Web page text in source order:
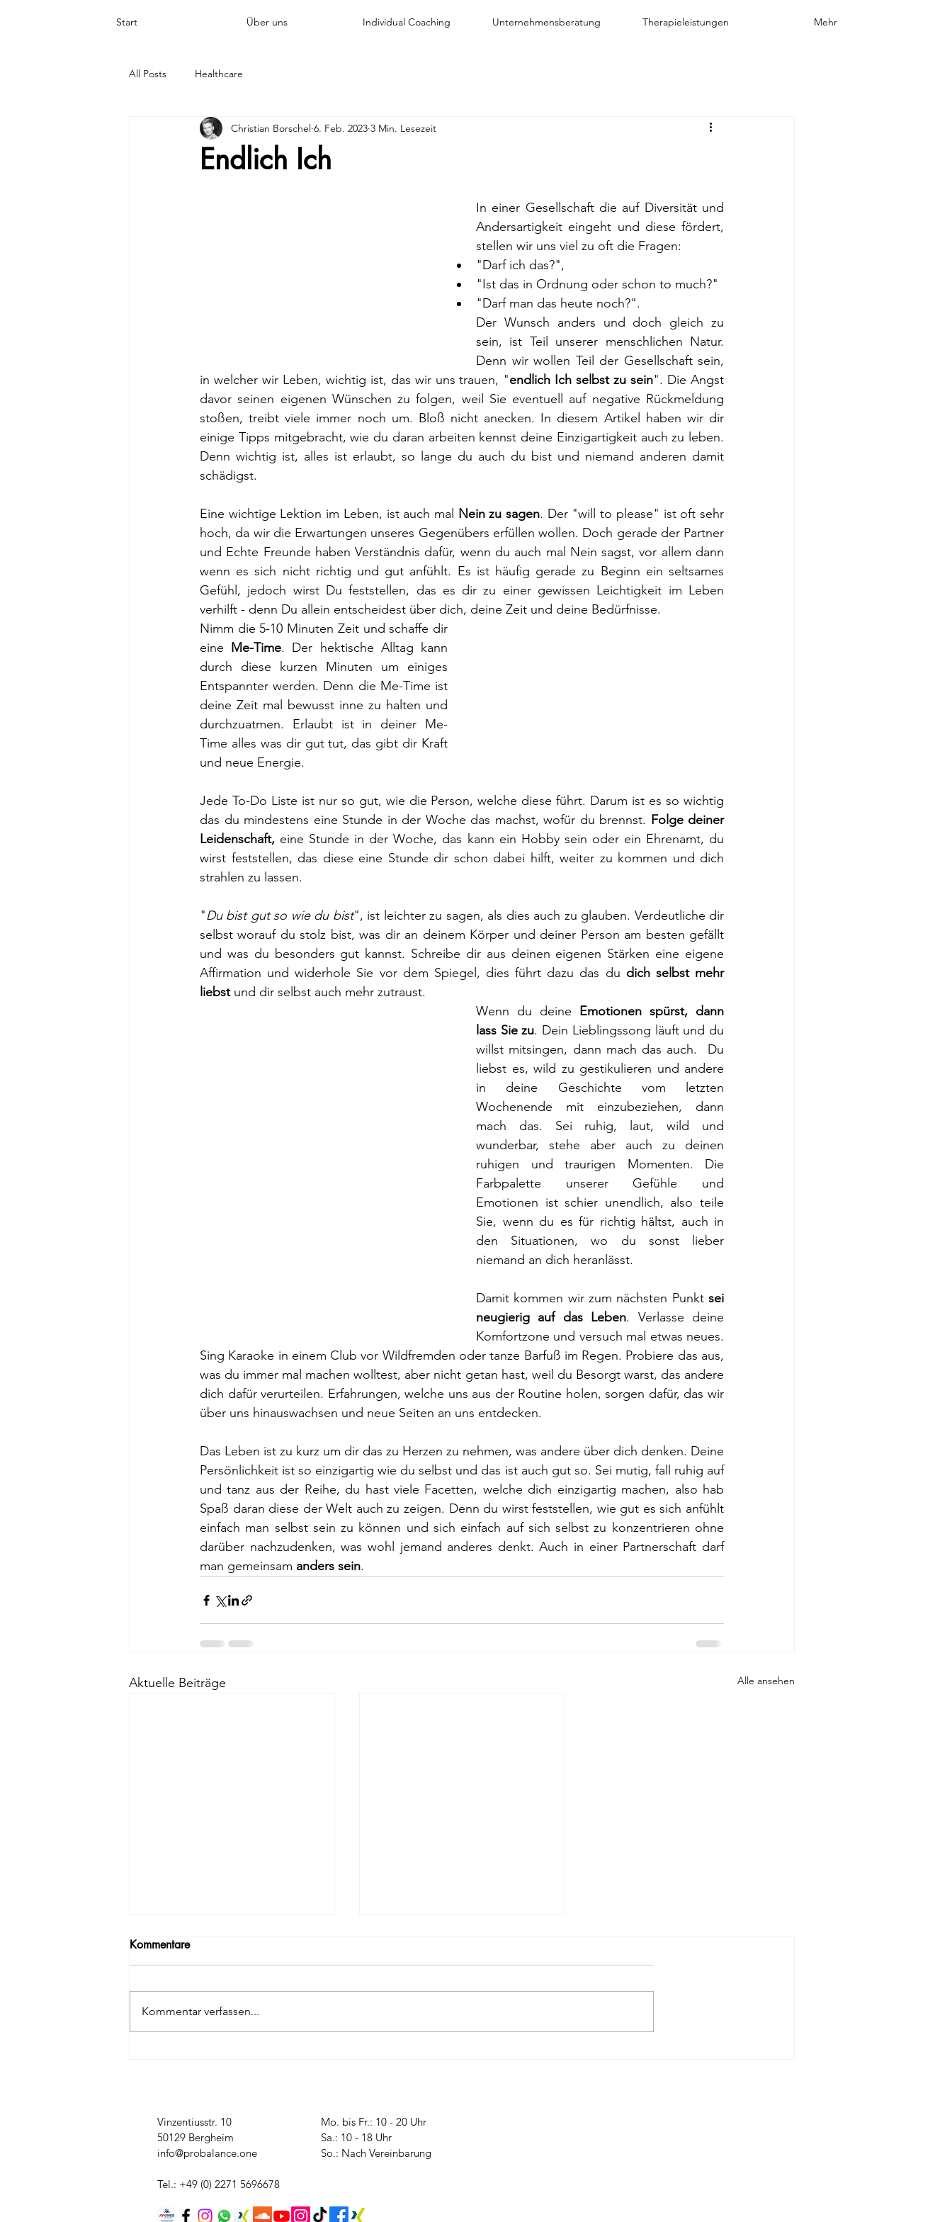
Start Über uns Individual Coaching Unternehmensberatung Therapieleistungen Mehr
All Posts Healthcare
Endlich Ich
Christian Borschel 6. Feb. 2023 3 Min. Lesezeit
In einer Gesellschaft die auf Diversität und
Andersartigkeit eingeht und diese fördert,
stellen wir uns viel zu oft die Fragen:
"Darf ich das?",
"Ist das in Ordnung oder schon to much?"
"Darf man das heute noch?".
Der Wunsch anders und doch gleich zu
sein, ist Teil unserer menschlichen Natur.
Denn wir wollen Teil der Gesellschaft sein,
in welcher wir Leben, wichtig ist, das wir uns trauen, "endlich Ich selbst zu sein". Die Angst
davor seinen eigenen Wünschen zu folgen, weil Sie eventuell auf negative Rückmeldung
stoßen, treibt viele immer noch um. Bloß nicht anecken. In diesem Artikel haben wir dir
einige Tipps mitgebracht, wie du daran arbeiten kennst deine Einzigartigkeit auch zu leben.
Denn wichtig ist, alles ist erlaubt, so lange du auch du bist und niemand anderen damit
schädigst.
Eine wichtige Lektion im Leben, ist auch mal Nein zu sagen. Der "will to please" ist oft sehr
hoch, da wir die Erwartungen unseres Gegenübers erfüllen wollen. Doch gerade der Partner
und Echte Freunde haben Verständnis dafür, wenn du auch mal Nein sagst, vor allem dann
wenn es sich nicht richtig und gut anfühlt. Es ist häufig gerade zu Beginn ein seltsames
Gefühl, jedoch wirst Du feststellen, das es dir zu einer gewissen Leichtigkeit im Leben
verhilft - denn Du allein entscheidest über dich, deine Zeit und deine Bedürfnisse.
Nimm die 5-10 Minuten Zeit und schaffe dir
eine Me-Time. Der hektische Alltag kann
durch diese kurzen Minuten um einiges
Entspannter werden. Denn die Me-Time ist
deine Zeit mal bewusst inne zu halten und
durchzuatmen. Erlaubt ist in deiner Me-
Time alles was dir gut tut, das gibt dir Kraft
und neue Energie.
Jede To-Do Liste ist nur so gut, wie die Person, welche diese führt. Darum ist es so wichtig
das du mindestens eine Stunde in der Woche das machst, wofür du brennst. Folge deiner
Leidenschaft, eine Stunde in der Woche, das kann ein Hobby sein oder ein Ehrenamt, du
wirst feststellen, das diese eine Stunde dir schon dabei hilft, weiter zu kommen und dich
strahlen zu lassen.
"Du bist gut so wie du bist", ist leichter zu sagen, als dies auch zu glauben. Verdeutliche dir
selbst worauf du stolz bist, was dir an deinem Körper und deiner Person am besten gefällt
und was du besonders gut kannst. Schreibe dir aus deinen eigenen Stärken eine eigene
Affirmation und widerhole Sie vor dem Spiegel, dies führt dazu das du dich selbst mehr
liebst und dir selbst auch mehr zutraust.
Wenn du deine Emotionen spürst, dann
lass Sie zu. Dein Lieblingssong läuft und du
willst mitsingen, dann mach das auch.  Du
liebst es, wild zu gestikulieren und andere
in deine Geschichte vom letzten
Wochenende mit einzubeziehen, dann
mach das. Sei ruhig, laut, wild und
wunderbar, stehe aber auch zu deinen
ruhigen und traurigen Momenten. Die
Farbpalette unserer Gefühle und
Emotionen ist schier unendlich, also teile
Sie, wenn du es für richtig hältst, auch in
den Situationen, wo du sonst lieber
niemand an dich heranlässt.
Damit kommen wir zum nächsten Punkt sei
neugierig auf das Leben. Verlasse deine
Komfortzone und versuch mal etwas neues.
Sing Karaoke in einem Club vor Wildfremden oder tanze Barfuß im Regen. Probiere das aus,
was du immer mal machen wolltest, aber nicht getan hast, weil du Besorgt warst, das andere
dich dafür verurteilen. Erfahrungen, welche uns aus der Routine holen, sorgen dafür, das wir
über uns hinauswachsen und neue Seiten an uns entdecken.
Das Leben ist zu kurz um dir das zu Herzen zu nehmen, was andere über dich denken. Deine
Persönlichkeit ist so einzigartig wie du selbst und das ist auch gut so. Sei mutig, fall ruhig auf
und tanz aus der Reihe, du hast viele Facetten, welche dich einzigartig machen, also hab
Spaß daran diese der Welt auch zu zeigen. Denn du wirst feststellen, wie gut es sich anfühlt
einfach man selbst sein zu können und sich einfach auf sich selbst zu konzentrieren ohne
darüber nachzudenken, was wohl jemand anderes denkt. Auch in einer Partnerschaft darf
man gemeinsam anders sein.
Aktuelle Beiträge Alle ansehen
Kommentare
Kommentar verfassen...
Vinzentiusstr. 10
50129 Bergheim
info@probalance.one
Tel.: +49 (0) 2271 5696678
Mo. bis Fr.: 10 - 20 Uhr
​​Sa.: 10 - 18 Uhr
​So.: Nach Vereinbarung